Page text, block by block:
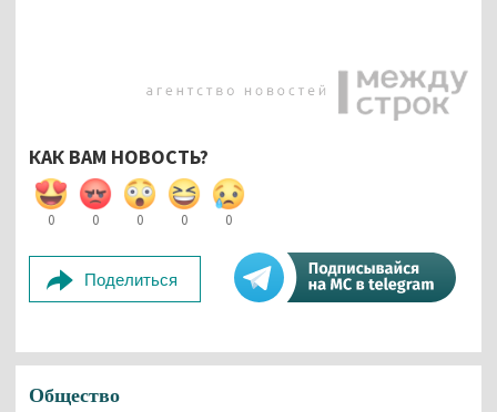
КАК ВАМ НОВОСТЬ?
0 0 0 0 0
Поделиться
Общество